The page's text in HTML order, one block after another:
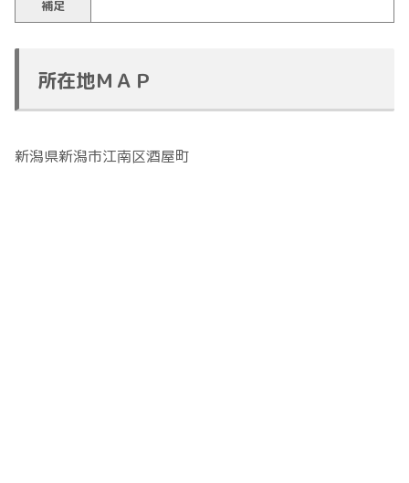
補足
所在地ＭＡＰ
新潟県新潟市江南区酒屋町